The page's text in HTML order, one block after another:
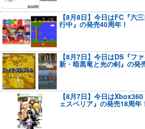
【8月8日】今日はFC『六
行中』の発売40周年！
【8月7日】今日はDS『フ
新・暗黒竜と光の剣』の発
【8月7日】今日は
ェスペリア』の発売18周年